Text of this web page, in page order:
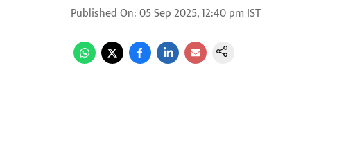
Published On:05 Sep 2025, 12:40 pm IST